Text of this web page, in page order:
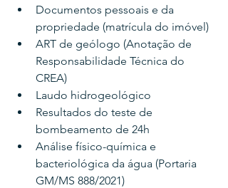
Documentos pessoais e da
propriedade (matrícula do imóvel)
ART de geólogo (Anotação de
Responsabilidade Técnica do
CREA)
Laudo hidrogeológico
Resultados do teste de
bombeamento de 24h
Análise físico-química e
bacteriológica da água (Portaria
GM/MS 888/2021)